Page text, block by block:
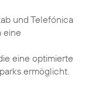
und Telefónica
eine
eine optimierte
ermöglicht.